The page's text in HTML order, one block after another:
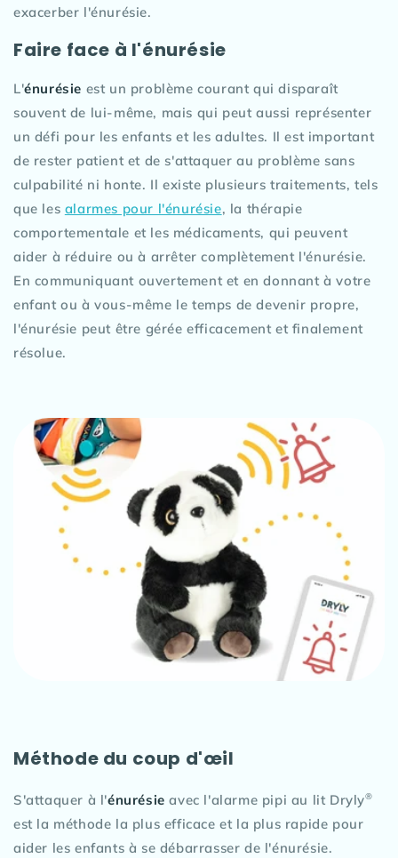
exacerber l'énurésie.
Faire face à l'énurésie
L'énurésie est un problème courant qui disparaît
souvent de lui-même, mais qui peut aussi représenter
un défi pour les enfants et les adultes. Il est important
de rester patient et de s'attaquer au problème sans
culpabilité ni honte. Il existe plusieurs traitements, tels
que les alarmes pour l'énurésie, la thérapie
comportementale et les médicaments, qui peuvent
aider à réduire ou à arrêter complètement l'énurésie.
En communiquant ouvertement et en donnant à votre
enfant ou à vous-même le temps de devenir propre,
l'énurésie peut être gérée efficacement et finalement
résolue.
Méthode du coup d'œil
S'attaquer à l'énurésie avec l'alarme pipi au lit Dryly®
est la méthode la plus efficace et la plus rapide pour
aider les enfants à se débarrasser de l'énurésie.